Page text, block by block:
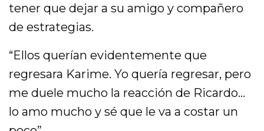
tener que dejar a su amigo y compañero
de estrategias.
“Ellos querían evidentemente que
regresara Karime. Yo quería regresar, pero
me duele mucho la reacción de Ricardo…
lo amo mucho y sé que le va a costar un